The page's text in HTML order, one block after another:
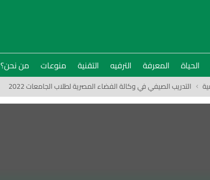
الحياة المعرفة الترفيه التقنية منوعات من نحن؟
التدريب الصيفي في وكالة الفضاء المصرية لطلاب الجامعات 2022